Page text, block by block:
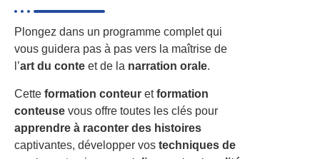
Plongez dans un programme complet qui
vous guidera pas à pas vers la maîtrise de
l’art du conte et de la narration orale.
Cette formation conteur etformation
conteuse vous offre toutes les clés pour
apprendre à raconter des histoires
captivantes, développer vos techniques de